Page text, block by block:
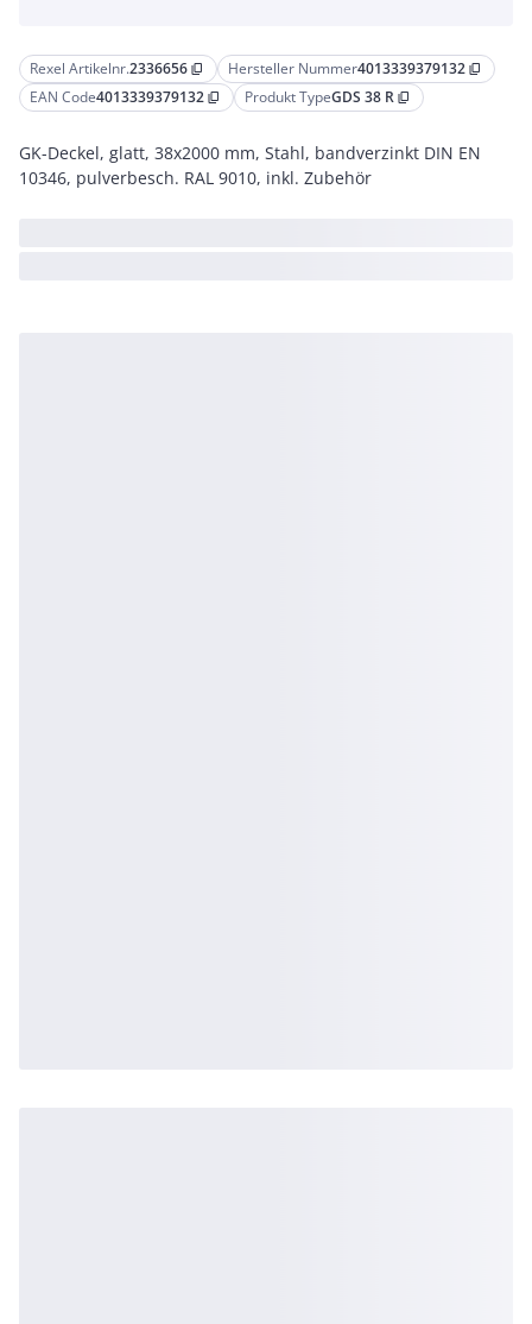
Rexel Artikelnr.2336656 content_copy Hersteller Nummer4013339379132 content_copy
EAN Code4013339379132 content_copy Produkt TypeGDS 38 R content_copy
GK-Deckel, glatt, 38x2000 mm, Stahl, bandverzinkt DIN EN
10346, pulverbesch. RAL 9010, inkl. Zubehör